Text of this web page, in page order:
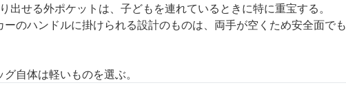
出せる外ポケットは、子どもを連れているときに特に重宝する。
ーのハンドルに掛けられる設計のものは、両手が空くため安全面でも
自体は軽いものを選ぶ。